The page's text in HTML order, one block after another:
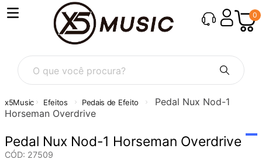
0
O que você procura?
Efeitos Pedais de Efeito
Pedal Nux Nod-1
Horseman Overdrive
Pedal Nux Nod-1 Horseman Overdrive
CÓD: 27509